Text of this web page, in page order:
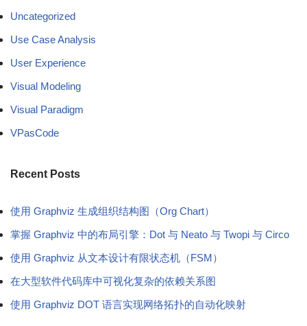
Uncategorized
Use Case Analysis
User Experience
Visual Modeling
Visual Paradigm
VPasCode
Recent Posts
使用 Graphviz 生成组织结构图（Org Chart）
掌握 Graphviz 中的布局引擎：Dot 与 Neato 与 Twopi 与 Circo
使用 Graphviz 从文本设计有限状态机（FSM）
在大型软件代码库中可视化复杂的依赖关系图
使用 Graphviz DOT 语言实现网络拓扑的自动化映射